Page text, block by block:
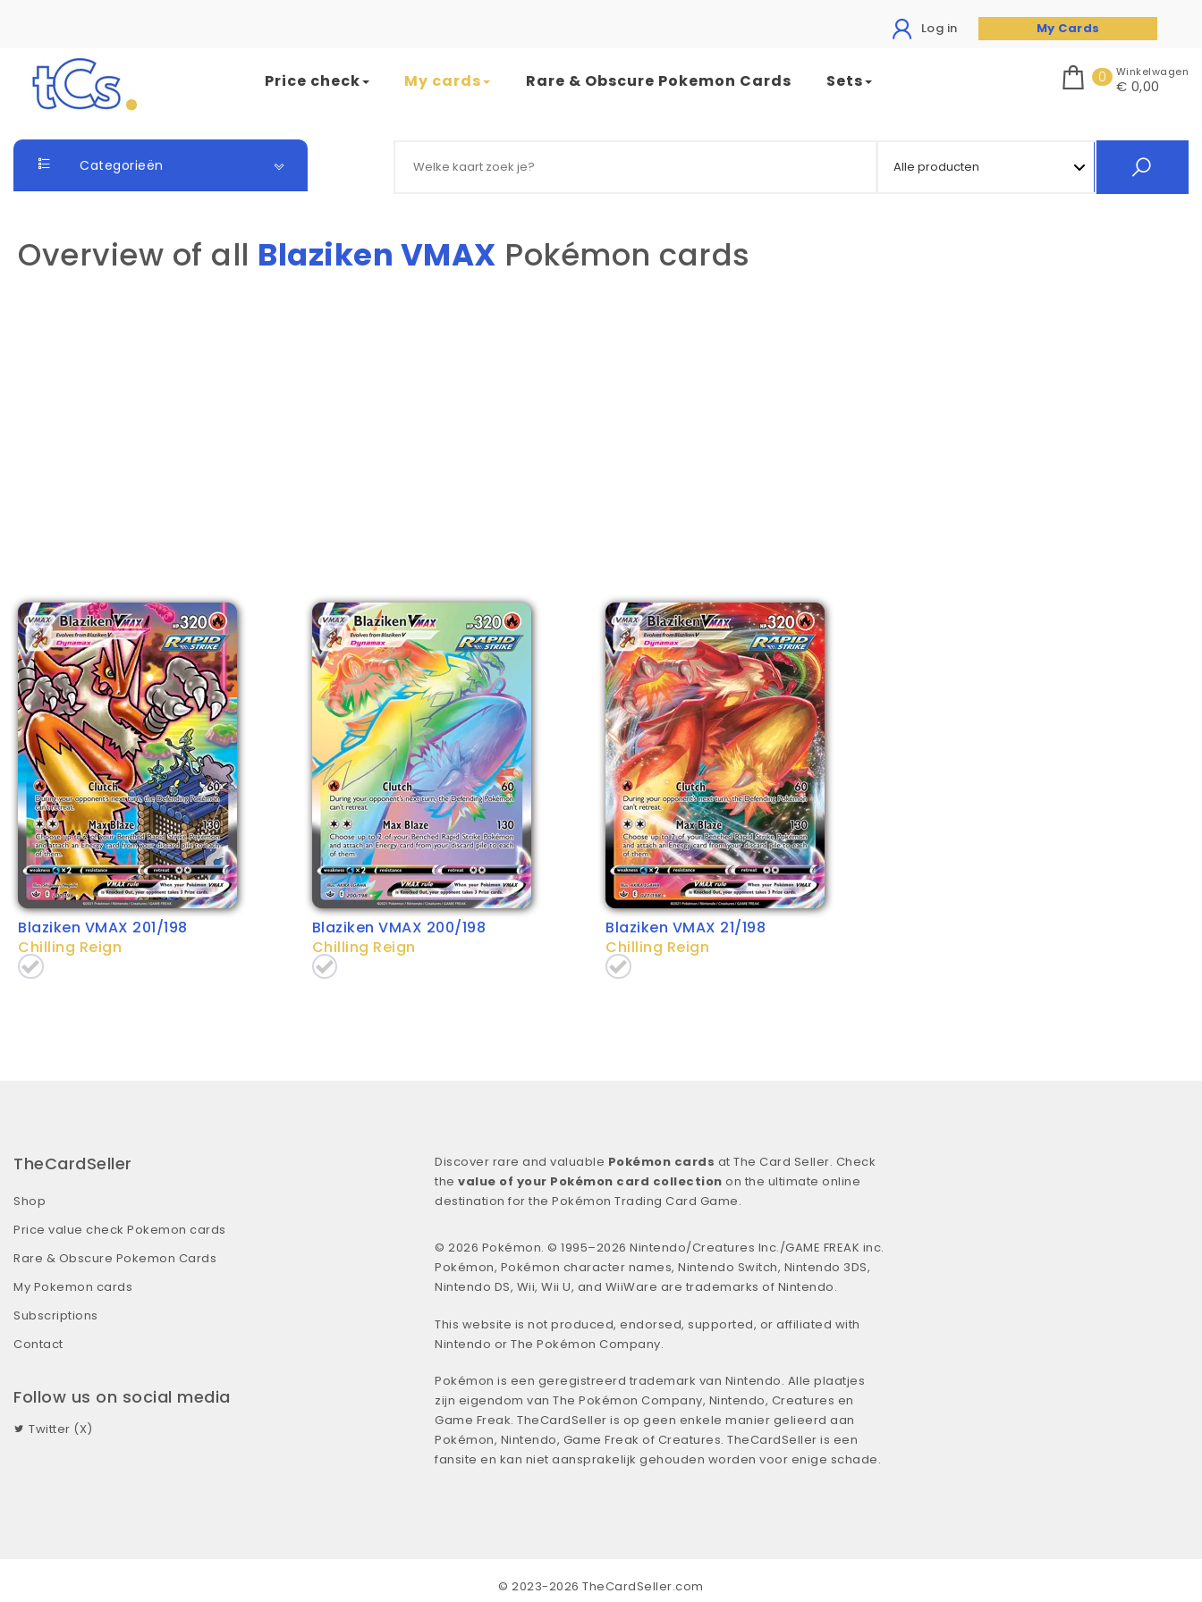
Log in My Cards
Skip to content
Price check My cards Rare & Obscure Pokemon Cards Sets 0 Winkelwagen
€ 0,00
Categorieën
Overview of all Blaziken VMAX Pokémon cards
Blaziken VMAX 201/198
Chilling Reign
Blaziken VMAX 200/198
Chilling Reign
Blaziken VMAX 21/198
Chilling Reign
TheCardSeller
Shop
Price value check Pokemon cards
Rare & Obscure Pokemon Cards
My Pokemon cards
Subscriptions
Contact
Follow us on social media
Twitter (X)
Discover rare and valuable Pokémon cards at The Card Seller. Check
the value of your Pokémon card collection on the ultimate online
destination for the Pokémon Trading Card Game.
© 2026 Pokémon. © 1995–2026 Nintendo/Creatures Inc./GAME FREAK inc.
Pokémon, Pokémon character names, Nintendo Switch, Nintendo 3DS,
Nintendo DS, Wii, Wii U, and WiiWare are trademarks of Nintendo.
This website is not produced, endorsed, supported, or affiliated with
Nintendo or The Pokémon Company.
Pokémon is een geregistreerd trademark van Nintendo. Alle plaatjes
zijn eigendom van The Pokémon Company, Nintendo, Creatures en
Game Freak. TheCardSeller is op geen enkele manier gelieerd aan
Pokémon, Nintendo, Game Freak of Creatures. TheCardSeller is een
fansite en kan niet aansprakelijk gehouden worden voor enige schade.
© 2023-2026 TheCardSeller.com